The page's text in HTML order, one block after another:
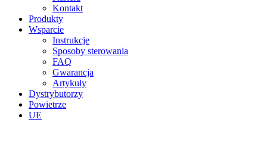
Kontakt
Produkty
Wsparcie
Instrukcje
Sposoby sterowania
FAQ
Gwarancja
Artykuły
Dystrybutorzy
Powietrze
UE